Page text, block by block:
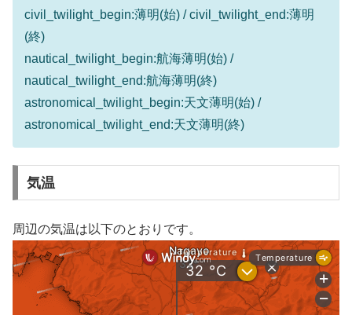
civil_twilight_begin:薄明(始) / civil_twilight_end:薄明
(終)
nautical_twilight_begin:航海薄明(始) /
nautical_twilight_end:航海薄明(終)
astronomical_twilight_begin:天文薄明(始) /
astronomical_twilight_end:天文薄明(終)
気温
周辺の気温は以下のとおりです。